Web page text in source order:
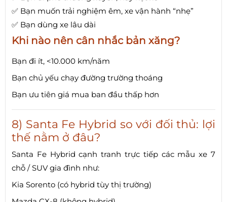
✅ Bạn muốn trải nghiệm êm, xe vận hành “nhẹ”
✅ Bạn dùng xe lâu dài
Khi nào nên cân nhắc bản xăng?
Bạn đi ít, <10.000 km/năm
Bạn chủ yếu chạy đường trường thoáng
Bạn ưu tiên giá mua ban đầu thấp hơn
8) Santa Fe Hybrid so với đối thủ: lợi
thế nằm ở đâu?
Santa Fe Hybrid cạnh tranh trực tiếp các mẫu xe 7
chỗ / SUV gia đình như:
Kia Sorento (có hybrid tùy thị trường)